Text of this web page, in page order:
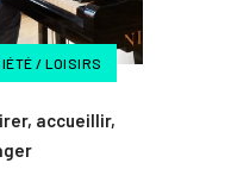
/ LOISIRS
accueillir,